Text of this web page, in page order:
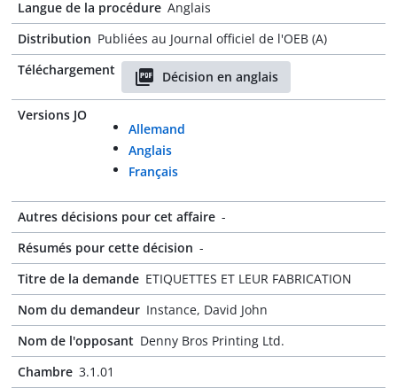
Langue de la procédure Anglais
Distribution Publiées au Journal officiel de l'OEB (A)
Téléchargement
Décision en anglais
Versions JO
Allemand
Anglais
Français
Autres décisions pour cet affaire -
Résumés pour cette décision -
Titre de la demande ETIQUETTES ET LEUR FABRICATION
Nom du demandeur Instance, David John
Nom de l'opposant Denny Bros Printing Ltd.
Chambre 3.1.01